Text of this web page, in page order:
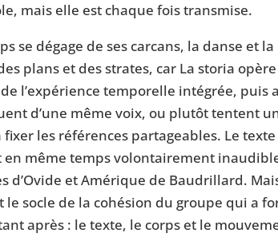
mais elle est chaque fois transmise.
se dégage de ses carcans, la danse et
plans et des strates, car La storia
l’expérience temporelle intégrée, puis
d’une même voix, ou plutôt tentent
les références partageables. Le
en même temps volontairement
d’Ovide et Amérique de Baudrillard.
le socle de la cohésion du groupe qui a
après : le texte, le corps et le